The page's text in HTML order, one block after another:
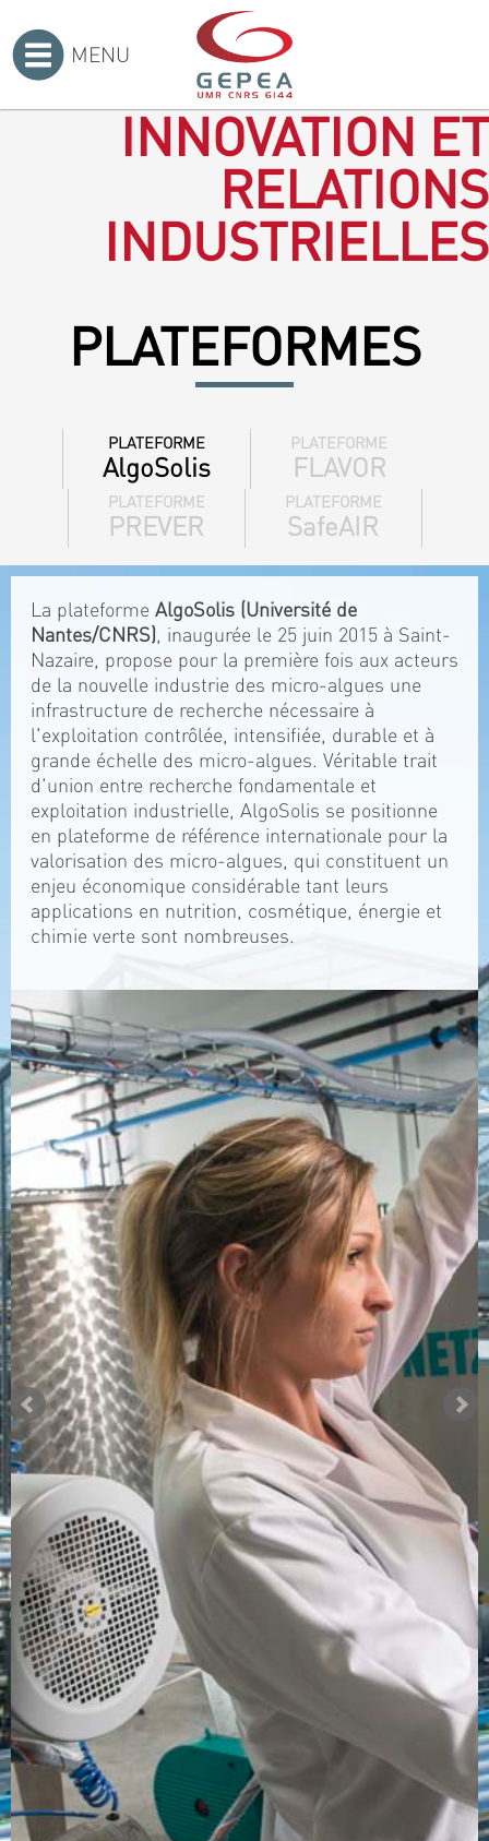
MENU
INNOVATION ET
RELATIONS
INDUSTRIELLES
PLATEFORMES
PLATEFORME
AlgoSolis
PLATEFORME
FLAVOR
PLATEFORME
PREVER
PLATEFORME
SafeAIR
La plateforme AlgoSolis (Université de
Nantes/CNRS), inaugurée le 25 juin 2015 à Saint-
Nazaire, propose pour la première fois aux acteurs
de la nouvelle industrie des micro-algues une
infrastructure de recherche nécessaire à
l'exploitation contrôlée, intensifiée, durable et à
grande échelle des micro-algues. Véritable trait
d'union entre recherche fondamentale et
exploitation industrielle, AlgoSolis se positionne
en plateforme de référence internationale pour la
valorisation des micro-algues, qui constituent un
enjeu économique considérable tant leurs
applications en nutrition, cosmétique, énergie et
chimie verte sont nombreuses.